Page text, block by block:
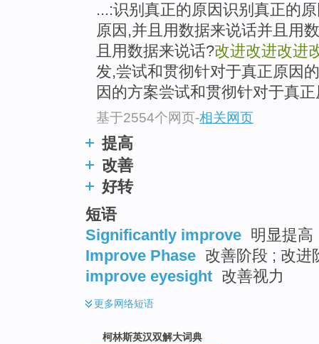
...:识别真正的原因识别真正的
原因,并且用数据来说话并且用
且用数据来说话?改进改进改进
发,尝试和贯彻针对于真正原因
因的方案尝试和贯彻针对于真
基于2554个网页-相关网页
提高
改善
好转
短语
Significantly improve 明显提高
Improve Phase 改善阶段 ; 改进
improve eyesight 改善视力
更多网络短语
柯林斯英汉双解大词典